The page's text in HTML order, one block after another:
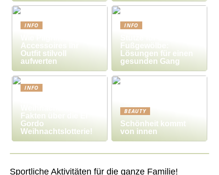
INFO
Accessoires Ihr
Outfit stilvoll
aufwerten
INFO
Fußgewölbe:
Lösungen für einen
gesunden Gang
INFO
Fakten über die El
Gordo
Weihnachtslotterie!
BEAUTY
Schönheit kommt
von innen
Sportliche Aktivitäten für die ganze Familie!